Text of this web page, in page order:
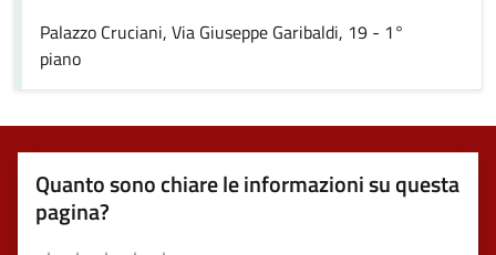
Palazzo Cruciani, Via Giuseppe Garibaldi, 19 - 1°
piano
Quanto sono chiare le informazioni su questa
pagina?